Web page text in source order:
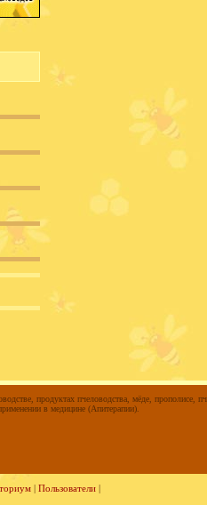
продуктах пчеловодства, мёде, прополисе,
в медицине (Апитерапии).
| Пользователи |